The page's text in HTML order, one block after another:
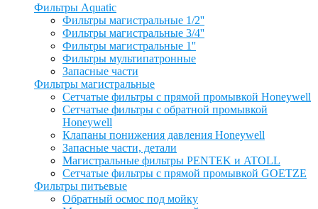
Фильтры Aquatic
Фильтры магистральные 1/2''
Фильтры магистральные 3/4''
Фильтры магистральные 1''
Фильтры мультипатронные
Запасные части
Фильтры магистральные
Сетчатые фильтры с прямой промывкой Honeywell
Сетчатые фильтры с обратной промывкой
Honeywell
Клапаны понижения давления Honeywell
Запасные части, детали
Магистральные фильтры PENTEK и ATOLL
Сетчатые фильтры с прямой промывкой GOETZE
Фильтры питьевые
Обратный осмос под мойку